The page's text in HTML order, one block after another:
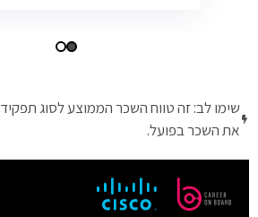
שימו לב: זה טווח השכר הממוצע לסוג
את השכר בפועל.